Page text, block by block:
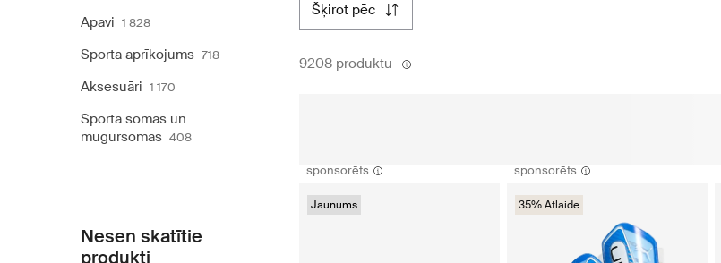
Apavi 1 828
Sporta aprīkojums 718
Aksesuāri 1 170
Sporta somas un
mugursomas 408
Nesen skatītie
produkti
šķirot pēc
9208 produktu
sponsorēts
Jaunums
sponsorēts
35% Atlaide